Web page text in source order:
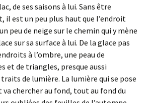
de ses saisons à lui. Sans être
il est un peu plus haut que l’endroit
peu de neige sur le chemin qui y mène
sur sa surface à lui. De la glace pas
à l’ombre, une peau de
et de triangles, presque aussi
de lumière. La lumière qui se pose
va chercher au fond, tout au fond du